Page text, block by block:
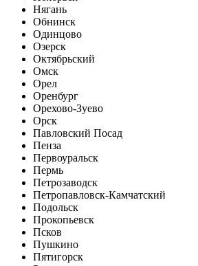
Нягань
Обнинск
Одинцово
Озерск
Октябрьский
Омск
Орел
Оренбург
Орехово-Зуево
Орск
Павловский Посад
Пенза
Первоуральск
Пермь
Петрозаводск
Петропавловск-Камчатский
Подольск
Прокопьевск
Псков
Пушкино
Пятигорск